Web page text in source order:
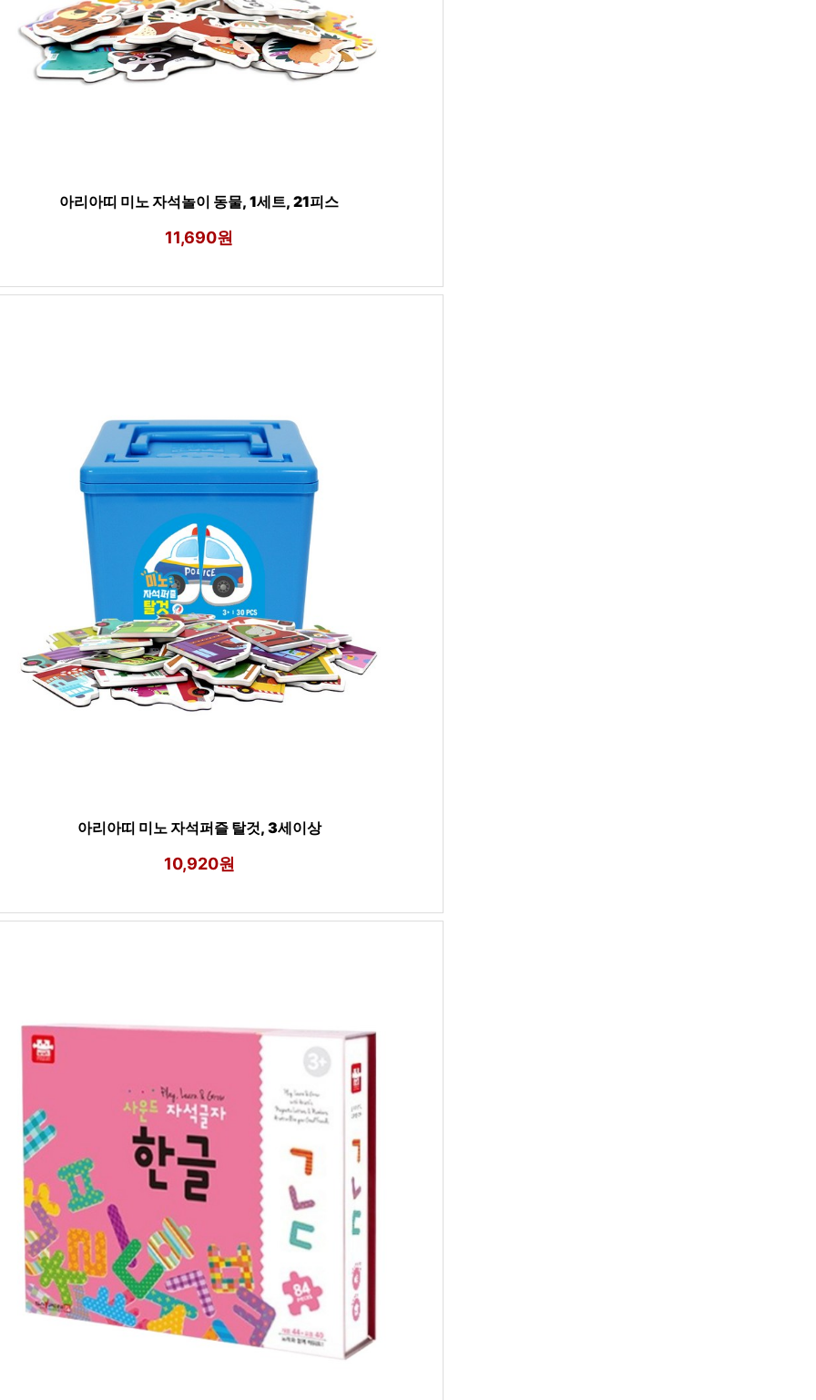
아리아띠 미노 자석놀이 동물, 1세트, 21피스
11,690원
아리아띠 미노 자석퍼즐 탈것, 3세이상
10,920원